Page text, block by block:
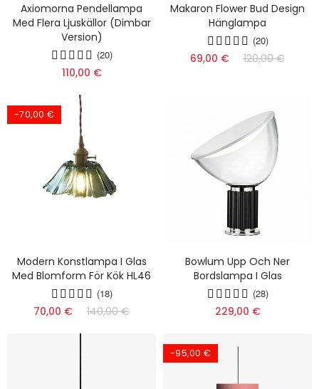
Axiomorna Pendellampa
Med Flera Ljuskällor (dimbar
Version)
(20)
110,00 €
Makaron Flower Bud Design
Hänglampa
(20)
69,00 € 120,00 €
-70,00 €
Modern Konstlampa I Glas
Med Blomform För Kök HL46
(18)
70,00 € 140,00 €
Bowlum Upp Och Ner
Bordslampa I Glas
(28)
229,00 €
-95,00 €